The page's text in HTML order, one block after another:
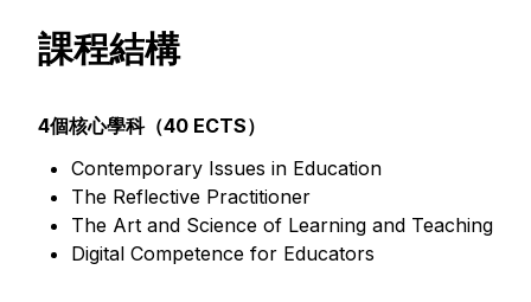
課程結構
4個核心學科（40 ECTS）
Contemporary Issues in Education
The Reflective Practitioner
The Art and Science of Learning and Teaching
Digital Competence for Educators